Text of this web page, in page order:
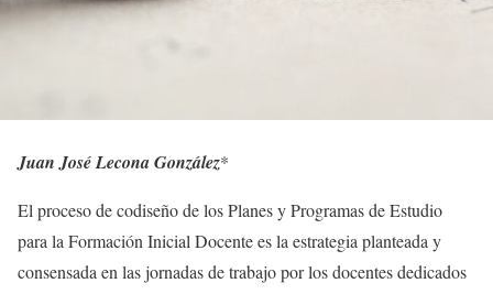
Juan José Lecona González*
El proceso de codiseño de los Planes y Programas de Estudio
para la Formación Inicial Docente es la estrategia planteada y
consensada en las jornadas de trabajo por los docentes dedicados